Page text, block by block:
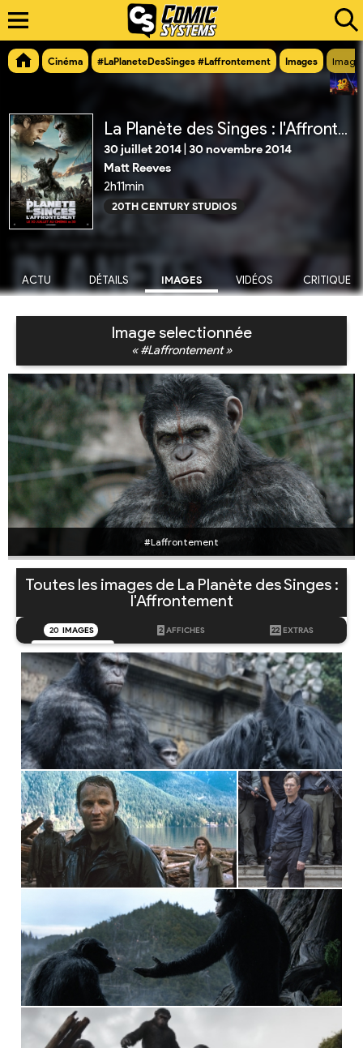
Cinéma #LaPlaneteDesSinges #Laffrontement Images Image
La Planète des Singes : l'Affrontement
30 juillet 2014 30 novembre 2014
Matt Reeves
2h11min
20TH CENTURY STUDIOS
ACTU DÉTAILS IMAGES VIDÉOS CRITIQUE
Image selectionnée
« #Laffrontement »
#Laffrontement
Toutes les images de La Planète des Singes :
l'Affrontement
20 IMAGES 2 AFFICHES 22 EXTRAS